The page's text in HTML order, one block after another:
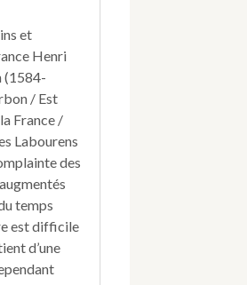
et
Henri
(1584-
/ Est
France /
Labourens
des
temps
est difficile
d’une